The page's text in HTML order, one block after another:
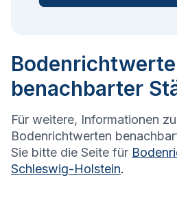
Bodenrichtwerte
benachbarter
Für weitere, Informationen
Bodenrichtwerten
Sie bitte die Seite für
Schleswig-Holstein.